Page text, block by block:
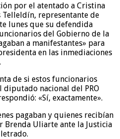
por el atentado a Cristina
Telleldín, representante de
lunes que su defendida
del Gobierno de la
a manifestantes» para
en las inmediaciones
de si estos funcionarios
nacional del PRO
«Sí, exactamente».
pagaban y quienes recibían
Brenda Uliarte ante la Justicia